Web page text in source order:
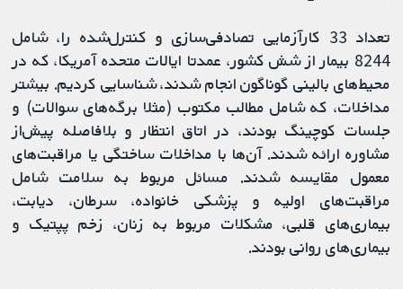
تعداد 33 کارآزمایی تصادفی‌سازی و کنترل‌شده را، شامل
8244 بیمار از شش کشور، عمدتا ایالات متحده آمریکا، که در
محیط‌های بالینی گوناگون انجام شدند، شناسایی کردیم. بیشتر
مداخلات، که شامل مطالب مکتوب (مثلا برگه‌های سوالات) و
جلسات کوچینگ بودند، در اتاق انتظار و بلافاصله پیش‌از
مشاوره ارائه شدند. آن‌ها با مداخلات ساختگی یا مراقبت‌های
معمول مقایسه شدند. مسائل مربوط به سلامت شامل
مراقبت‌های اولیه و پزشکی خانواده، سرطان، دیابت،
بیماری‌های قلبی، مشکلات مربوط به زنان، زخم پپتیک و
بیماری‌های روانی بودند.